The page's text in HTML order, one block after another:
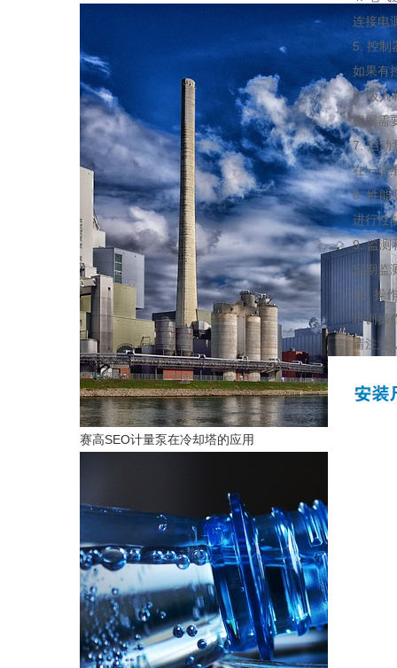
赛高SEO计量泵在冷却塔的应用
连接电源
5. 控制
如果有控
6. 吸入和
根据需要
7. 启动
在一切准备
8. 性能
进行性能
9. 监测和
定期监测
10. 操作
培训操作
请注意，